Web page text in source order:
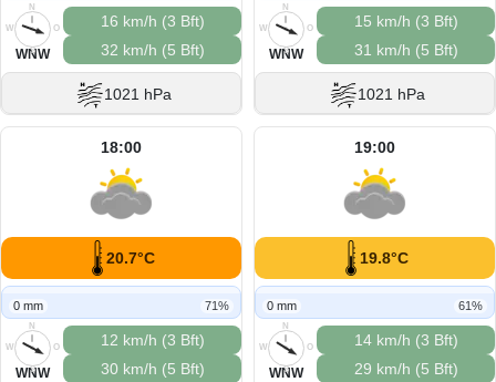
N
O
S
W
WNW
16 km/h (3 Bft)
32 km/h (5 Bft)
1021 hPa
N
O
S
W
WNW
15 km/h (3 Bft)
31 km/h (5 Bft)
1021 hPa
18:00
20.7°C
0 mm 71%
N
O
S
W
WNW
12 km/h (3 Bft)
30 km/h (5 Bft)
19:00
19.8°C
0 mm 61%
N
O
S
W
WNW
14 km/h (3 Bft)
29 km/h (5 Bft)